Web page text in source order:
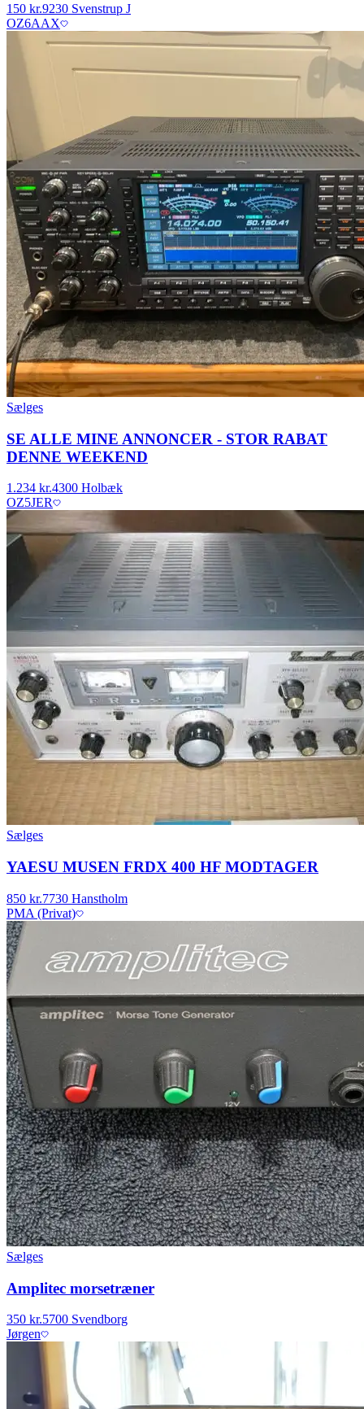
150 kr.9230 Svenstrup J
OZ6AAX
Sælges
SE ALLE MINE ANNONCER - STOR RABAT
DENNE WEEKEND
1.234 kr.4300 Holbæk
OZ5JER
Sælges
YAESU MUSEN FRDX 400 HF MODTAGER
850 kr.7730 Hanstholm
PMA (Privat)
Sælges
Amplitec morsetræner
350 kr.5700 Svendborg
Jørgen